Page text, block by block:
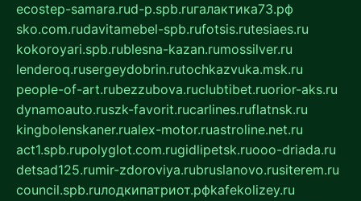
ecostep-samara.rud-p.spb.ruгалактика73.рф
sko.com.rudavitamebel-spb.rufotsis.rutesiaes.ru
kokoroyari.spb.rublesna-kazan.rumossilver.ru
lenderoq.rusergeydobrin.rutochkazvuka.msk.ru
people-of-art.rubezzubova.ruclubtibet.ruorior-aks.ru
dynamoauto.ruszk-favorit.rucarlines.ruflatnsk.ru
kingbolenskaner.rualex-motor.ruastroline.net.ru
act1.spb.rupolyglot.com.rugidlipetsk.ruooo-driada.ru
detsad125.rumir-zdoroviya.rubruslanovo.rusiterem.ru
council.spb.ruлодкипатриот.рфkafekolizey.ru